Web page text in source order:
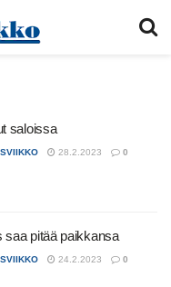
saloissa
28.2.2023 0
saa pitää paikkansa
24.2.2023 0